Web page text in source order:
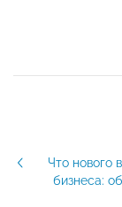
Что нового
бизнеса: